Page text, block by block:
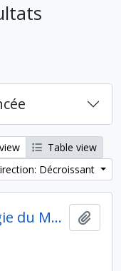
Table view
Décroissant
Pierre Rouillard. Archéologie du Monde grec archaïque et classique